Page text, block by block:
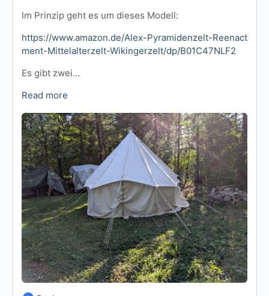
Im Prinzip geht es um dieses Modell:
https://www.amazon.de/Alex-Pyramidenzelt-Reenact
ment-Mittelalterzelt-Wikingerzelt/dp/B01C47NLF2
Es gibt zwei…
Read more